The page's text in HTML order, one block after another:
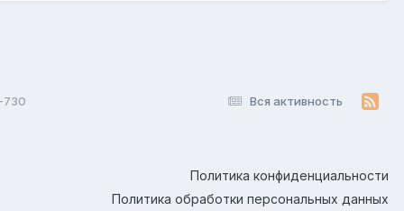
Вся активность
730
Политика конфиденциальности
Политика обработки персональных данных